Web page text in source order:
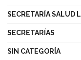
SECRETARÍA SALUD
SECRETARÍAS
SIN CATEGORÍA